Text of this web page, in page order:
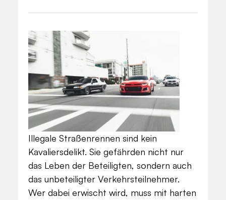
Illegale Straßenrennen sind kein
Kavaliersdelikt. Sie gefährden nicht nur
das Leben der Beteiligten, sondern auch
das unbeteiligter Verkehrsteilnehmer.
Wer dabei erwischt wird, muss mit harten